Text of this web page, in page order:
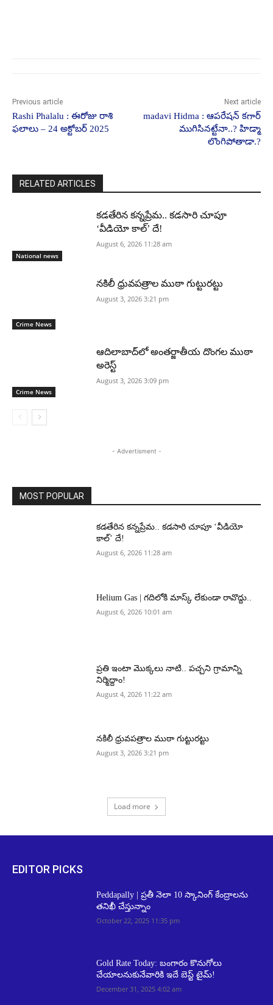
Previous article
Rashi Phalalu : ఈరోజు రాశి
ఫలాలు – 24 అక్టోబర్ 2025
Next article
m‍adavi Hidma : ఆపరేషన్‌ కగార్‌
ముగిసినట్టేనా..? హిడ్మా
లొంగిపోతాడా.?
RELATED ARTICLES
National news
కడతేరిన కన్నప్రేమ.. కడసారి చూపూ
‘వీడియో కాల్’ దే!
August 6, 2026 11:28 am
Crime News
నకిలీ ధ్రువపత్రాల ముఠా గుట్టురట్టు
August 3, 2026 3:21 pm
Crime News
ఆదిలాబాద్‌లో అంతర్జాతీయ దొంగల ముఠా
అరెస్ట్
August 3, 2026 3:09 pm
- Advertisment -
MOST POPULAR
కడతేరిన కన్నప్రేమ.. కడసారి చూపూ ‘వీడియో
కాల్’ దే!
August 6, 2026 11:28 am
Helium Gas | గదిలోకి మాస్క్ లేకుండా రావొద్దు..
August 6, 2026 10:01 am
ప్రతి ఇంటా మొక్కలు నాటి.. పచ్చని గ్రామాన్ని
నిర్మిద్దాం!
August 4, 2026 11:22 am
నకిలీ ధ్రువపత్రాల ముఠా గుట్టురట్టు
August 3, 2026 3:21 pm
Load more
EDITOR PICKS
Peddapally | ప్రతీ నెలా 10 స్కానింగ్‌ కేంద్రాలను
తనిఖీ చేస్తున్నాం
October 22, 2025 11:35 pm
Gold Rate Today: బంగారం కొనుగోలు
చేయాలనుకునేవారికి ఇదే బెస్ట్ టైమ్!
December 31, 2025 4:02 am